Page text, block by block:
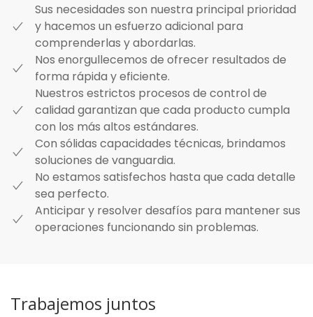
Sus necesidades son nuestra principal prioridad
y hacemos un esfuerzo adicional para
comprenderlas y abordarlas.
Nos enorgullecemos de ofrecer resultados de
forma rápida y eficiente.
Nuestros estrictos procesos de control de
calidad garantizan que cada producto cumpla
con los más altos estándares.
Con sólidas capacidades técnicas, brindamos
soluciones de vanguardia.
No estamos satisfechos hasta que cada detalle
sea perfecto.
Anticipar y resolver desafíos para mantener sus
operaciones funcionando sin problemas.
Trabajemos juntos